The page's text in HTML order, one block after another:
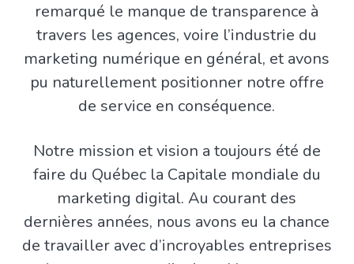
remarqué le manque de transparence à
travers les agences, voire l’industrie du
marketing numérique en général, et avons
pu naturellement positionner notre offre
de service en conséquence.
Notre mission et vision a toujours été de
faire du Québec la Capitale mondiale du
marketing digital. Au courant des
dernières années, nous avons eu la chance
de travailler avec d’incroyables entreprises